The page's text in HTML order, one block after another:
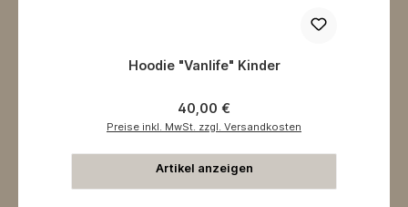
Hoodie "Vanlife" Kinder
Regulärer Preis:
40,00 €
Preise inkl. MwSt. zzgl. Versandkosten
Artikel anzeigen